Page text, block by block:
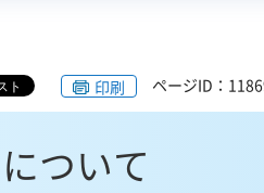
印刷 ページID：
ついて